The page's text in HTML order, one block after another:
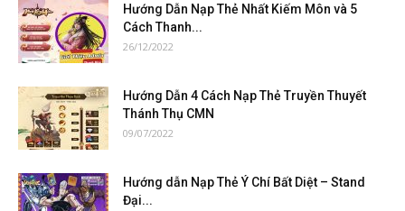
Hướng Dẫn Nạp Thẻ Nhất Kiếm Môn và 5
Cách Thanh...
26/12/2022
Hướng Dẫn 4 Cách Nạp Thẻ Truyền Thuyết
Thánh Thụ CMN
09/07/2022
Hướng dẫn Nạp Thẻ Ý Chí Bất Diệt – Stand
Đại...